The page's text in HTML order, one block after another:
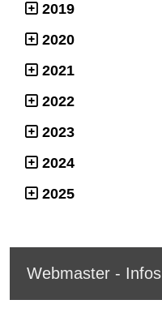
2019
2020
2021
2022
2023
2024
2025
Webmaster - Infos